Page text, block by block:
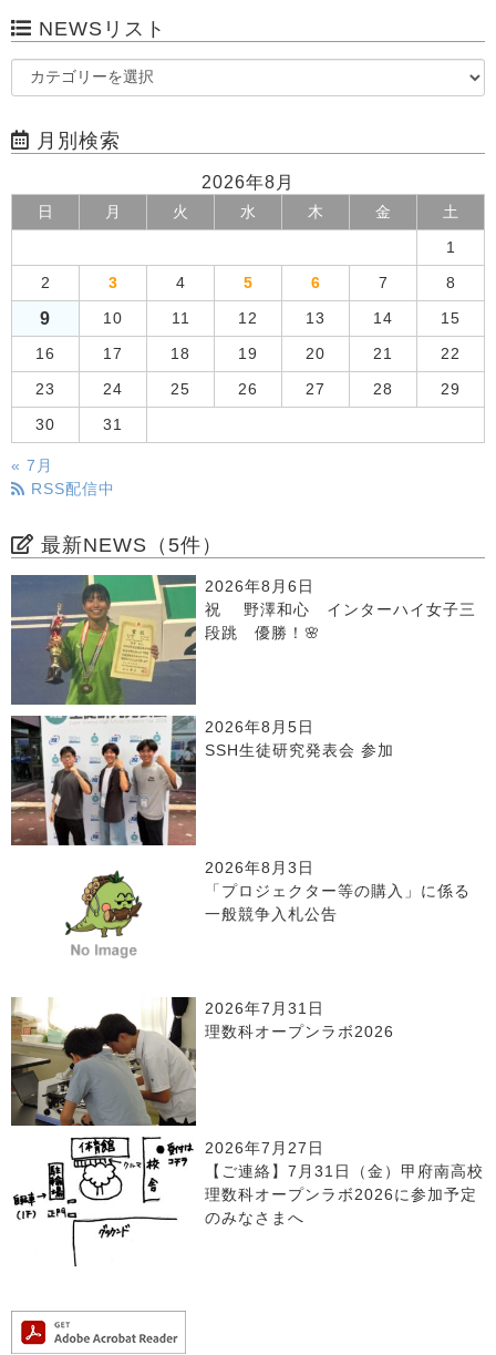
NEWSリスト
月別検索
2026年8月
日 月 火 水 木 金 土
1
2 3 4 5 6 7 8
9 10 11 12 13 14 15
16 17 18 19 20 21 22
23 24 25 26 27 28 29
30 31
« 7月
RSS配信中
最新NEWS（5件）
2026年8月6日
祝 野澤和心 インターハイ女子三
段跳 優勝！🌸
2026年8月5日
SSH生徒研究発表会 参加
2026年8月3日
「プロジェクター等の購入」に係る
一般競争入札公告
2026年7月31日
理数科オープンラボ2026
2026年7月27日
【ご連絡】7月31日（金）甲府南高校
理数科オープンラボ2026に参加予定
のみなさまへ